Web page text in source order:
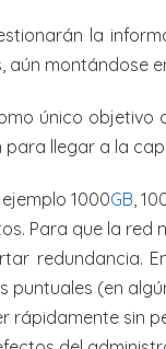
la
aún montándose
único
llegar a la
1000GB ,
Para que la red
redundancia.
puntuales (en
rápidamente sin